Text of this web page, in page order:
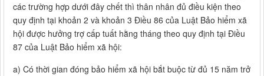
các trường hợp dưới đây chết thì thân nhân đủ điều kiện theo
quy định tại khoản 2 và khoản 3 Điều 86 của Luật Bảo hiểm xã
hội được hưởng trợ cấp tuất hằng tháng theo quy định tại Điều
87 của Luật Bảo hiểm xã hội:
a) Có thời gian đóng bảo hiểm xã hội bắt buộc từ đủ 15 năm trở